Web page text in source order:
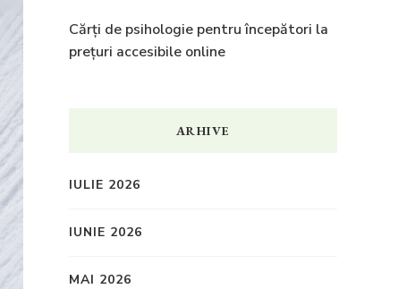
Cărți de psihologie pentru începători la
prețuri accesibile online
ARHIVE
IULIE 2026
IUNIE 2026
MAI 2026